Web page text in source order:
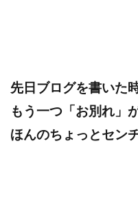
先日ブログを書いた
もう一つ「お別れ」
ほんのちょっとセン